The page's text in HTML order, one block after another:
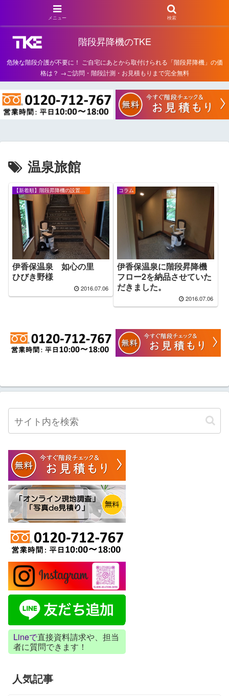
階段昇降機のTKE
危険な階段介護が不要に！ ご自宅にあとから取付けられる「階段昇降機」の価
格は？ →ご訪問・階段計測・お見積もりまで完全無料
温泉旅館
【新着順】階段昇降機の設置事例・お客様の声
伊香保温泉 如心の里
ひびき野様
2016.07.06
コラム
伊香保温泉に階段昇降機
フロー2を納品させていた
だきました。
2016.07.06
Lineで直接資料請求や、担当
者に質問できます！
人気記事
メニュー 検索